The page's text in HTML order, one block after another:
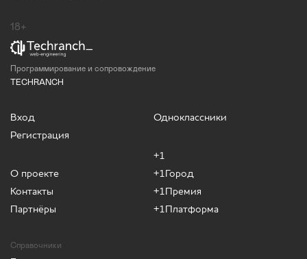
18+
Программирование и сопровождение
TECHRANCH
Вход
Регистрация
О проекте
Контакты
Партнёры
Одноклассники
+1
+1Город
+1Премия
+1Платформа
Справочники